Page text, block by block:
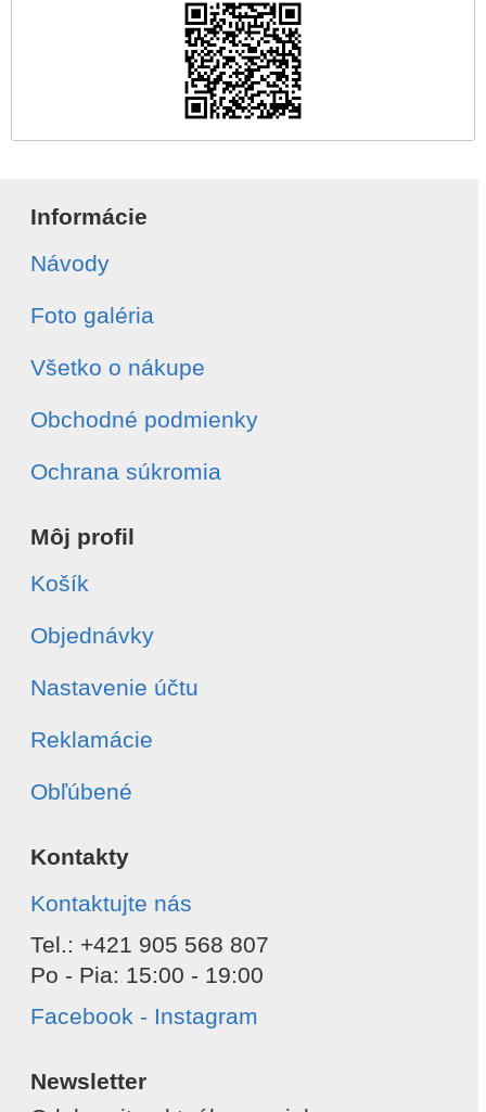
Informácie
Návody
Foto galéria
Všetko o nákupe
Obchodné podmienky
Ochrana súkromia
Môj profil
Košík
Objednávky
Nastavenie účtu
Reklamácie
Obľúbené
Kontakty
Kontaktujte nás
Tel.: +421 905 568 807
Po - Pia: 15:00 - 19:00
Facebook - Instagram
Newsletter